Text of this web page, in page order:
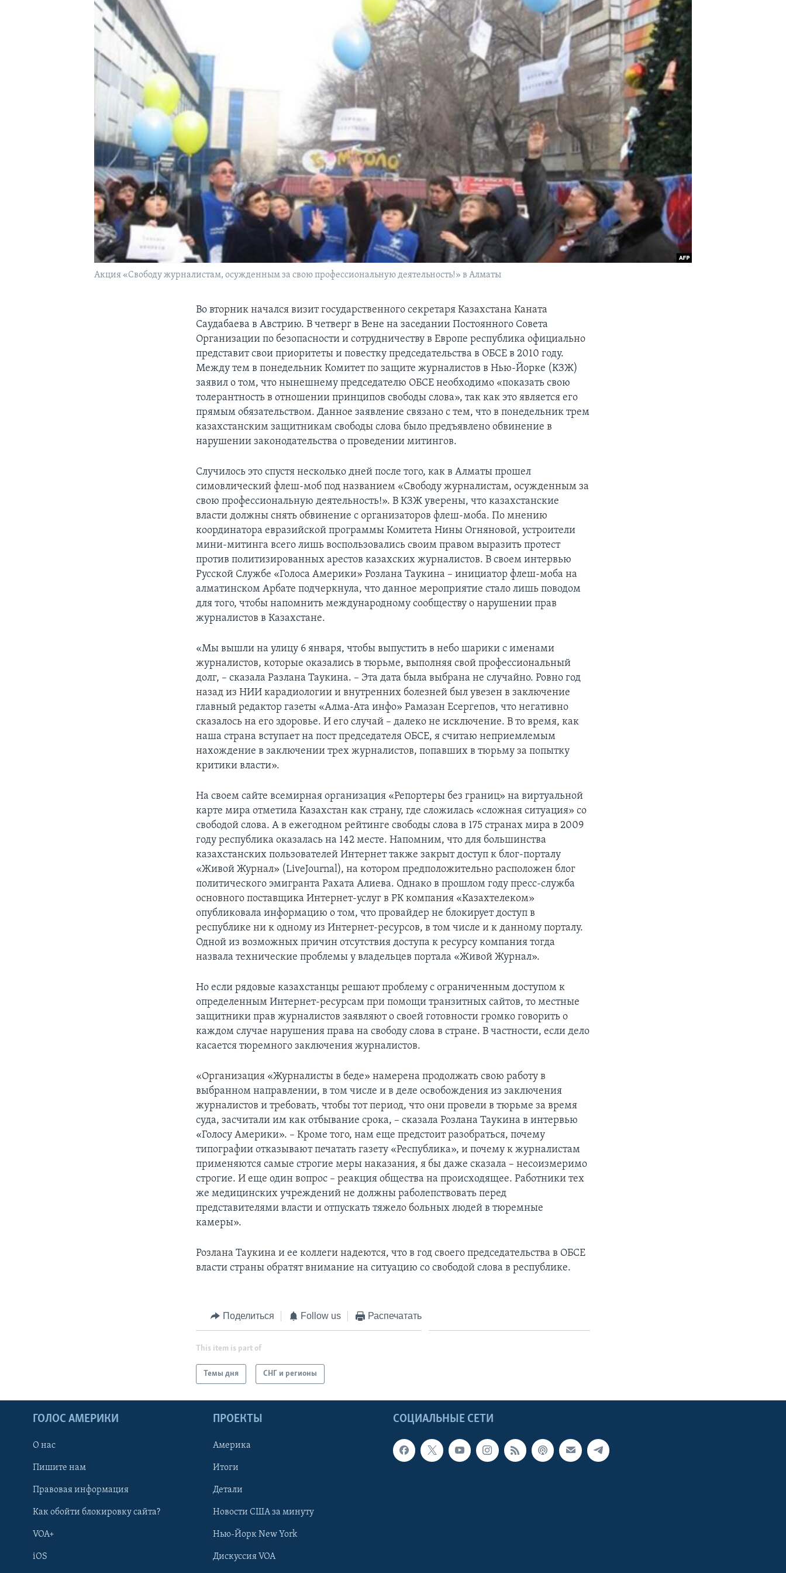
Акция «Свободу журналистам, осужденным за свою профессиональную деятельность!» в Алматы
Во вторник начался визит государственного секретаря Казахстана Каната
Саудабаева в Австрию. В четверг в Вене на заседании Постоянного Совета
Организации по безопасности и сотрудничеству в Европе республика официально
представит свои приоритеты и повестку председательства в ОБСЕ в 2010 году.
Между тем в понедельник Комитет по защите журналистов в Нью-Йорке (КЗЖ)
заявил о том, что нынешнему председателю ОБСЕ необходимо «показать свою
толерантность в отношении принципов свободы слова», так как это является его
прямым обязательством. Данное заявление связано с тем, что в понедельник трем
казахстанским защитникам свободы слова было предъявлено обвинение в
нарушении законодательства о проведении митингов.
Случилось это спустя несколько дней после того, как в Алматы прошел
симовлический флеш-моб под названием «Свободу журналистам, осужденным за
свою профессиональную деятельность!». В КЗЖ уверены, что казахстанские
власти должны снять обвинение с организаторов флеш-моба. По мнению
координатора евразийской программы Комитета Нины Огняновой, устроители
мини-митинга всего лишь воспользовались своим правом выразить протест
против политизированных арестов казахских журналистов. В своем интервью
Русской Службе «Голоса Америки» Розлана Таукина – инициатор флеш-моба на
алматинском Арбате подчеркнула, что данное мероприятие стало лишь поводом
для того, чтобы напомнить международному сообществу о нарушении прав
журналистов в Казахстане.
«Мы вышли на улицу 6 января, чтобы выпустить в небо шарики с именами
журналистов, которые оказались в тюрьме, выполняя свой профессиональный
долг, – сказала Разлана Таукина. – Эта дата была выбрана не случайно. Ровно год
назад из НИИ карадиологии и внутренних болезней был увезен в заключение
главный редактор газеты «Алма-Ата инфо» Рамазан Есергепов, что негативно
сказалось на его здоровье. И его случай – далеко не исключение. В то время, как
наша страна вступает на пост председателя ОБСЕ, я считаю неприемлемым
нахождение в заключении трех журналистов, попавших в тюрьму за попытку
критики власти».
На своем сайте всемирная организация «Репортеры без границ» на виртуальной
карте мира отметила Казахстан как страну, где сложилась «сложная ситуация» со
свободой слова. А в ежегодном рейтинге свободы слова в 175 странах мира в 2009
году республика оказалась на 142 месте. Напомним, что для большинства
казахстанских пользователей Интернет также закрыт доступ к блог-порталу
«Живой Журнал» (LiveJournal), на котором предположительно расположен блог
политического эмигранта Рахата Алиева. Однако в прошлом году пресс-служба
основного поставщика Интернет-услуг в РК компания «Казахтелеком»
опубликовала информацию о том, что провайдер не блокирует доступ в
республике ни к одному из Интернет-ресурсов, в том числе и к данному порталу.
Одной из возможных причин отсутствия доступа к ресурсу компания тогда
назвала технические проблемы у владельцев портала «Живой Журнал».
Но если рядовые казахстанцы решают проблему с ограниченным доступом к
определенным Интернет-ресурсам при помощи транзитных сайтов, то местные
защитники прав журналистов заявляют о своей готовности громко говорить о
каждом случае нарушения права на свободу слова в стране. В частности, если дело
касается тюремного заключения журналистов.
«Организация «Журналисты в беде» намерена продолжать свою работу в
выбранном направлении, в том числе и в деле освобождения из заключения
журналистов и требовать, чтобы тот период, что они провели в тюрьме за время
суда, засчитали им как отбывание срока, – сказала Розлана Таукина в интервью
«Голосу Америки». – Кроме того, нам еще предстоит разобраться, почему
типографии отказывают печатать газету «Республика», и почему к журналистам
применяются самые строгие меры наказания, я бы даже сказала – несоизмеримо
строгие. И еще один вопрос – реакция общества на происходящее. Работники тех
же медицинских учреждений не должны раболепствовать перед
представителями власти и отпускать тяжело больных людей в тюремные
камеры».
Розлана Таукина и ее коллеги надеются, что в год своего председательства в ОБСЕ
власти страны обратят внимание на ситуацию со свободой слова в республике.
Поделиться Follow us Распечатать
This item is part of
Темы дня СНГ и регионы
СОЦИАЛЬНЫЕ СЕТИ
ГОЛОС АМЕРИКИ
О нас
Пишите нам
Правовая информация
Как обойти блокировку сайта?
VOA+
iOS
ПРОЕКТЫ
Америка
Итоги
Детали
Новости США за минуту
Нью-Йорк New York
Дискуссия VOA